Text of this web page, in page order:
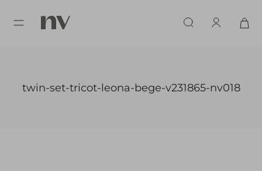
twin-set-tricot-leona-bege-v231865-nv018